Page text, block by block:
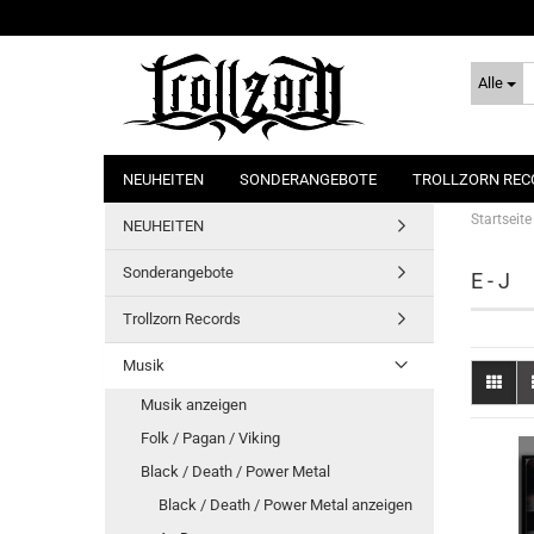
Alle
NEUHEITEN SONDERANGEBOTE TROLLZORN
Startseite
E - J
NEUHEITEN
Sonderangebote
Trollzorn Records
Musik
Musik anzeigen
Folk / Pagan / Viking
Black / Death / Power Metal
Black / Death / Power Metal anzeigen